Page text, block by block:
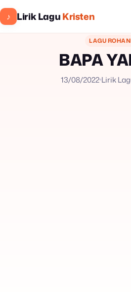
♪ Lirik LaguKristen
LAGU
BAPA
13/08/2022Lirik